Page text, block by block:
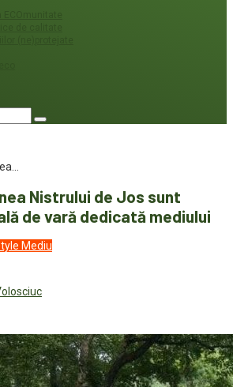
Nistrului de Jos sunt
de vară dedicată mediului
Mediu